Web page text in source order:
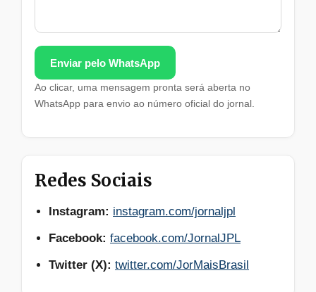
Enviar pelo WhatsApp
Ao clicar, uma mensagem pronta será aberta no
WhatsApp para envio ao número oficial do jornal.
Redes Sociais
Instagram: instagram.com/jornaljpl
Facebook: facebook.com/JornalJPL
Twitter (X): twitter.com/JorMaisBrasil